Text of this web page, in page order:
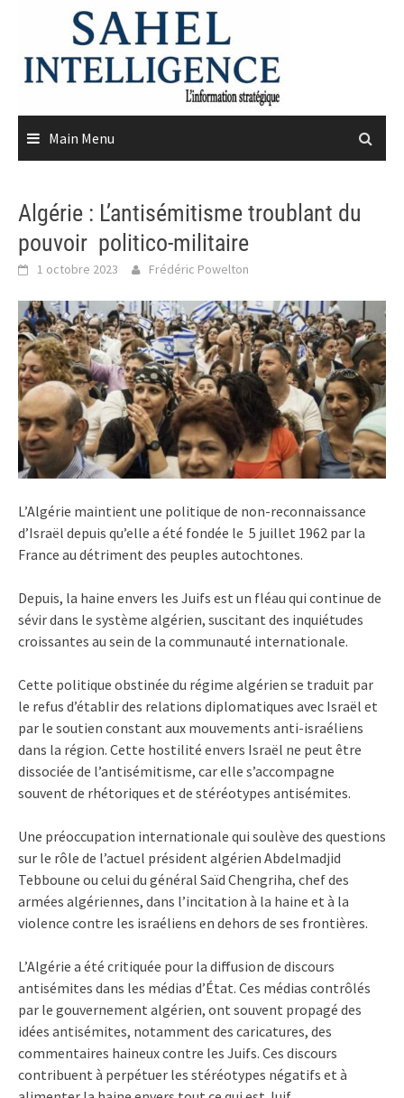
content
Main Menu
Algérie : L’antisémitisme troublant du
pouvoir politico-militaire
1 octobre 2023 Frédéric Powelton
L’Algérie maintient une politique de non-reconnaissance
d’Israël depuis qu’elle a été fondée le 5 juillet 1962 par la
France au détriment des peuples autochtones.
Depuis, la haine envers les Juifs est un fléau qui continue de
sévir dans le système algérien, suscitant des inquiétudes
croissantes au sein de la communauté internationale.
Cette politique obstinée du régime algérien se traduit par
le refus d’établir des relations diplomatiques avec Israël et
par le soutien constant aux mouvements anti-israéliens
dans la région. Cette hostilité envers Israël ne peut être
dissociée de l’antisémitisme, car elle s’accompagne
souvent de rhétoriques et de stéréotypes antisémites.
Une préoccupation internationale qui soulève des questions
sur le rôle de l’actuel président algérien Abdelmadjid
Tebboune ou celui du général Saïd Chengriha, chef des
armées algériennes, dans l’incitation à la haine et à la
violence contre les israéliens en dehors de ses frontières.
L’Algérie a été critiquée pour la diffusion de discours
antisémites dans les médias d’État. Ces médias contrôlés
par le gouvernement algérien, ont souvent propagé des
idées antisémites, notamment des caricatures, des
commentaires haineux contre les Juifs. Ces discours
contribuent à perpétuer les stéréotypes négatifs et à